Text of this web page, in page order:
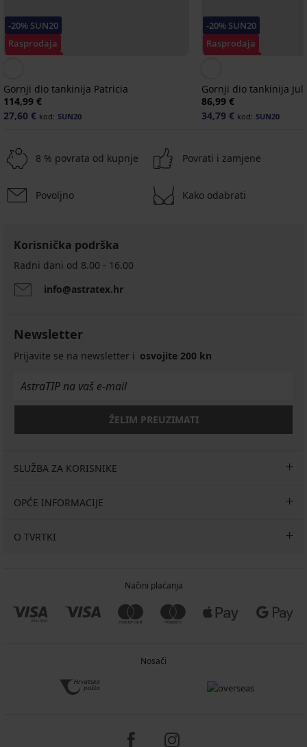
-20% SUN20
Rasprodaja
Gornji dio tankinija Patricia
114,99 €
27,60 € kod: SUN20
-20% SUN20
Rasprodaja
Gornji dio tankinija
86,99 €
34,79 € kod: SUN20
8 % povrata od kupnje Povrati i zamjene
Povoljno Kako odabrati
Korisnička podrška
Radni dani od 8.00 - 16.00
info@astratex.hr
Newsletter
Prijavite se na newsletter i osvojite 200 kn
ŽELIM PREUZIMATI
SLUŽBA ZA KORISNIKE
OPĆE INFORMACIJE
O TVRTKI
Načini plaćanja
Nosači